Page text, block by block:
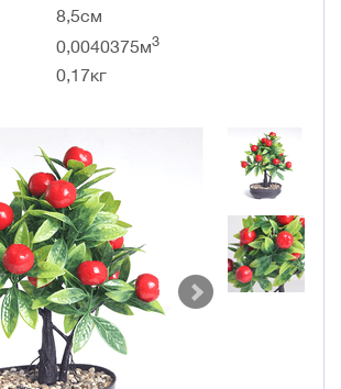
8,5см
0,0040375м3
0,17кг